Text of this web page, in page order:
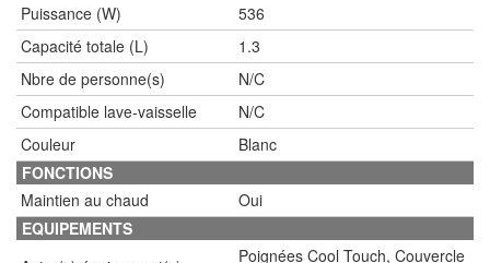
Puissance (W)
536
Capacité totale (L)
1.3
Nbre de personne(s)
N/C
Compatible lave-vaisselle
N/C
Couleur
Blanc
FONCTIONS
Maintien au chaud
Oui
EQUIPEMENTS
Poignées Cool Touch, Couvercle